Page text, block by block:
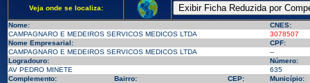
Veja onde se localiza:
Nome:
CNES:
CAMPAGNARO E MEDEIROS SERVICOS MEDICOS LTDA
3078507
Nome Empresarial:
CPF:
CAMPAGNARO E MEDEIROS SERVICOS MEDICOS LTDA
--
Logradouro:
Número:
AV PEDRO MINETE
635
Complemento:
Bairro: CEP:
Município: